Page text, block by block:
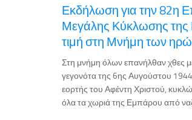
Εκδήλωση για την 82η
Μεγάλης Κύκλωσης
τιμή στη Μνήμη των
Στη μνήμη όλων επανήλθαν χθες
γεγονότα της 6ης Αυγούστου
εορτής του Αφέντη Χριστού,
όλα τα χωριά της Εμπάρου από